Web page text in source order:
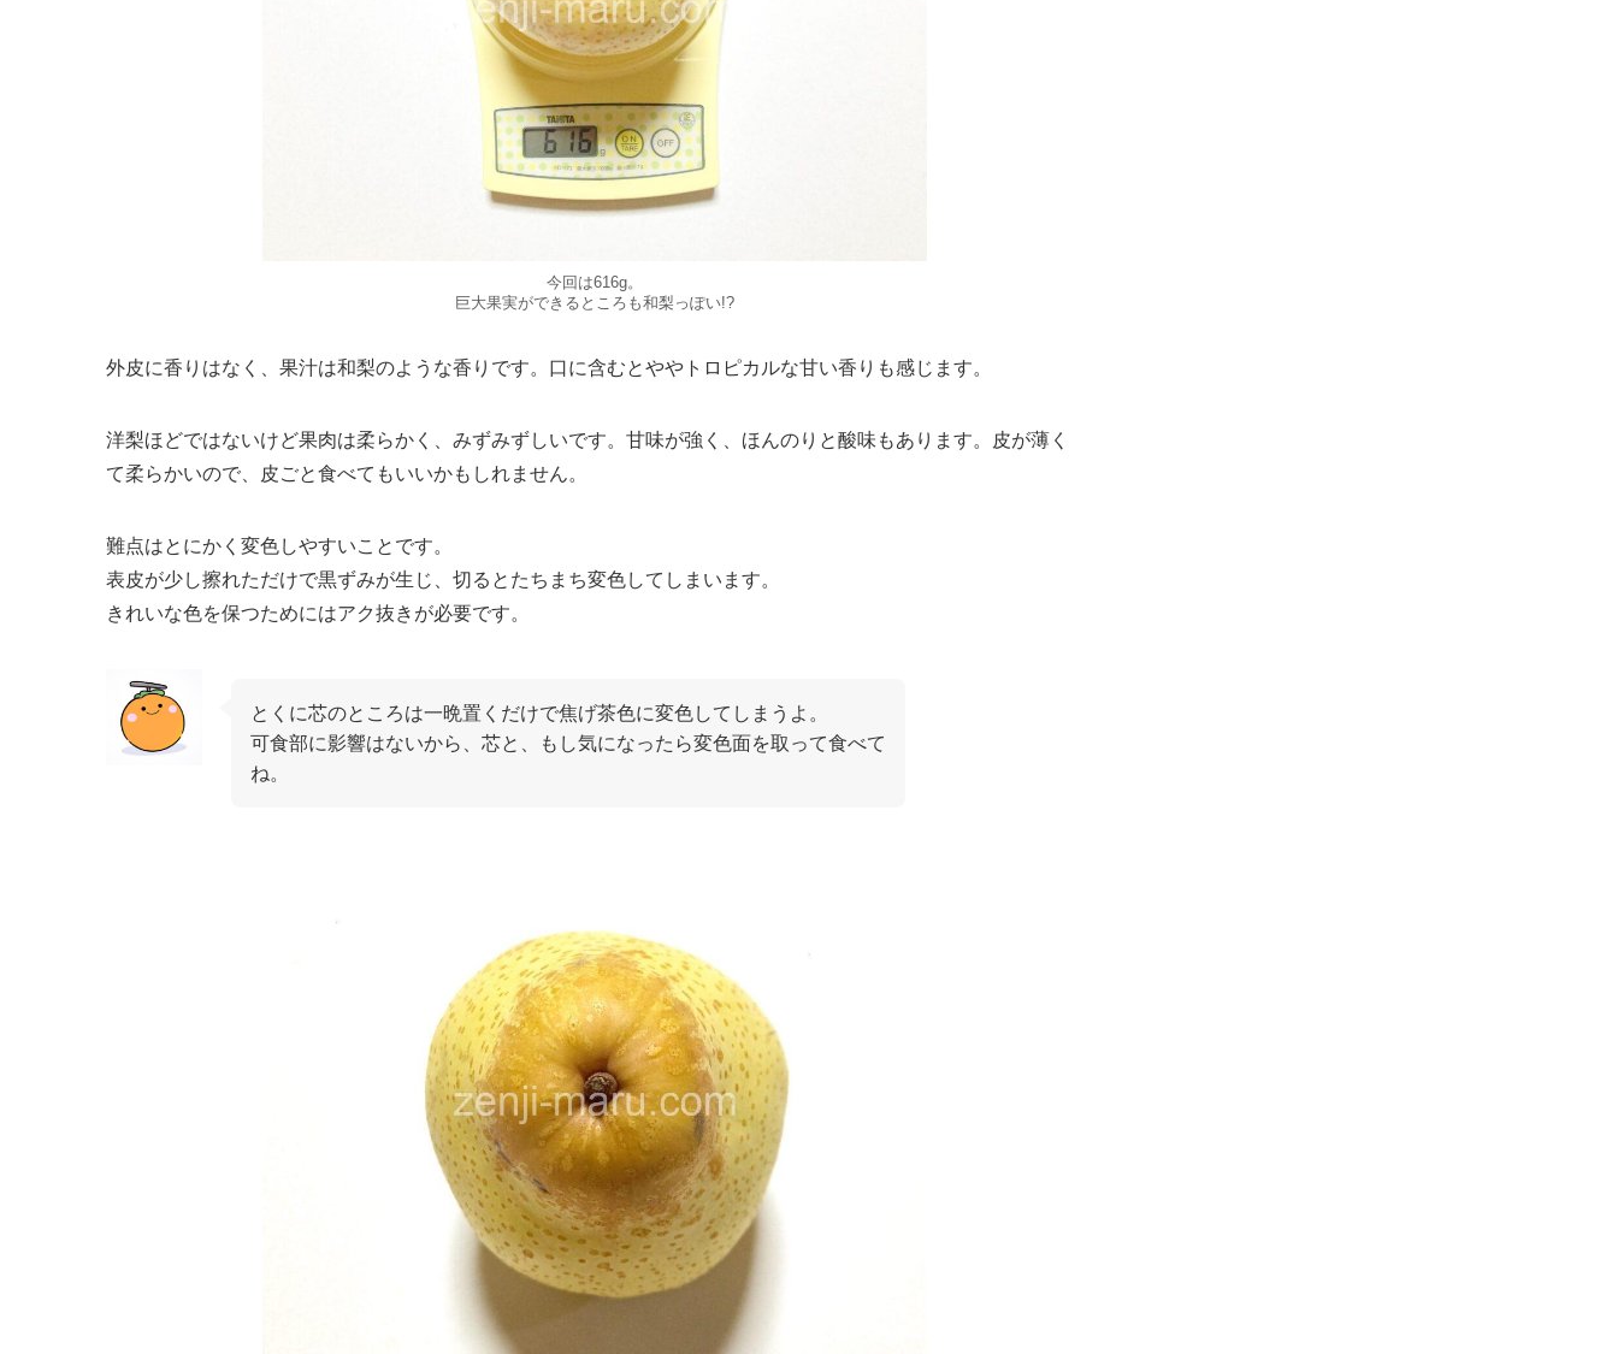
今回は616g。
巨大果実ができるところも和梨っぽい!?
外皮に香りはなく、果汁は和梨のような香りです。口に含むとややトロピカルな甘い香りも感じます。
洋梨ほどではないけど果肉は柔らかく、みずみずしいです。甘味が強く、ほんのりと酸味もあります。皮が薄く
て柔らかいので、皮ごと食べてもいいかもしれません。
難点はとにかく変色しやすいことです。
表皮が少し擦れただけで黒ずみが生じ、切るとたちまち変色してしまいます。
きれいな色を保つためにはアク抜きが必要です。
とくに芯のところは一晩置くだけで焦げ茶色に変色してしまうよ。
可食部に影響はないから、芯と、もし気になったら変色面を取って食べて
ね。